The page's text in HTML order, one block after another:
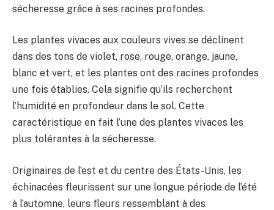
sécheresse grâce à ses racines profondes.
Les plantes vivaces aux couleurs vives se déclinent
dans des tons de violet, rose, rouge, orange, jaune,
blanc et vert, et les plantes ont des racines profondes
une fois établies. Cela signifie qu’ils recherchent
l’humidité en profondeur dans le sol. Cette
caractéristique en fait l’une des plantes vivaces les
plus tolérantes à la sécheresse.
Originaires de l’est et du centre des États-Unis, les
échinacées fleurissent sur une longue période de l’été
à l’automne, leurs fleurs ressemblant à des